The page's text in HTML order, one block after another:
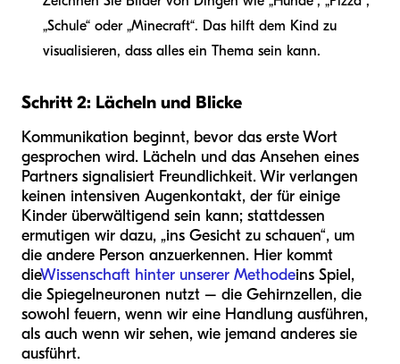
„Schule“ oder „Minecraft“. Das hilft dem Kind zu
visualisieren, dass alles ein Thema sein kann.
Schritt 2: Lächeln und Blicke
Kommunikation beginnt, bevor das erste Wort
gesprochen wird. Lächeln und das Ansehen eines
Partners signalisiert Freundlichkeit. Wir verlangen
keinen intensiven Augenkontakt, der für einige
Kinder überwältigend sein kann; stattdessen
ermutigen wir dazu, „ins Gesicht zu schauen“, um
die andere Person anzuerkennen. Hier kommt
dieWissenschaft hinter unserer Methodeins Spiel,
die Spiegelneuronen nutzt – die Gehirnzellen, die
sowohl feuern, wenn wir eine Handlung ausführen,
als auch wenn wir sehen, wie jemand anderes sie
ausführt.